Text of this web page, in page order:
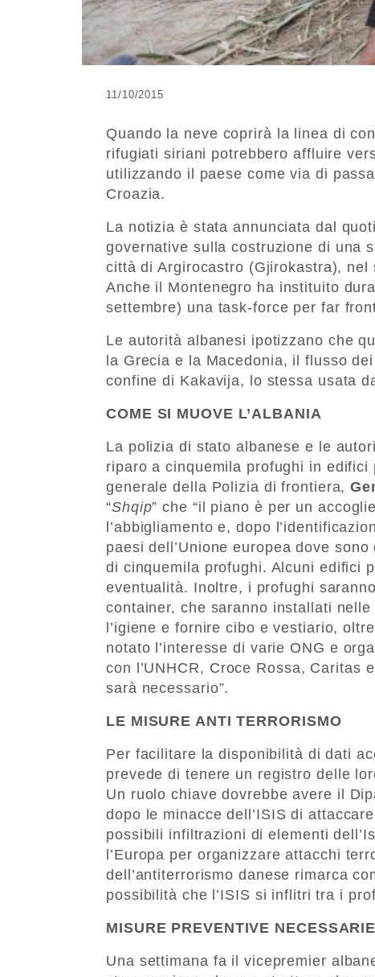
11/10/2015
Quando la neve coprirà la linea di
rifugiati siriani potrebbero affluire
utilizzando il paese come via di
Croazia.
La notizia è stata annunciata dal
governative sulla costruzione di una
città di Argirocastro (Gjirokastra),
Anche il Montenegro ha instituito
settembre) una task-force per far
Le autorità albanesi ipotizzano che
la Grecia e la Macedonia, il flusso
confine di Kakavija, lo stessa usata
COME SI MUOVE L’ALBANIA
La polizia di stato albanese e le
riparo a cinquemila profughi in
generale della Polizia di frontiera,
“Shqip” che “il piano è per un
l’abbigliamento e, dopo
paesi dell’Unione europea dove
di cinquemila profughi. Alcuni edifici
eventualità. Inoltre, i profughi
container, che saranno installati
l’igiene e fornire cibo e vestiario,
notato l’interesse di varie ONG e
con l’UNHCR, Croce Rossa, Caritas
sarà necessario”.
LE MISURE ANTI TERRORISMO
Per facilitare la disponibilità di dati
prevede di tenere un registro delle
Un ruolo chiave dovrebbe avere il
dopo le minacce dell’ISIS di
possibili infiltrazioni di elementi
l’Europa per organizzare attacchi
dell’antiterrorismo danese rimarca
possibilità che l’ISIS si inflitri tra i
MISURE PREVENTIVE NECESSARIE
Una settimana fa il vicepremier